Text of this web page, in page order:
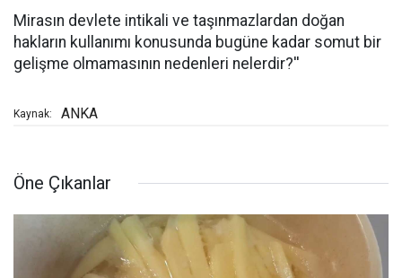
Mirasın devlete intikali ve taşınmazlardan doğan
hakların kullanımı konusunda bugüne kadar somut bir
gelişme olmamasının nedenleri nelerdir?''
Kaynak: ANKA
Öne Çıkanlar